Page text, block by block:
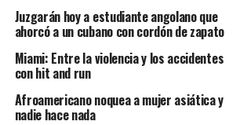
Juzgarán hoy a estudiante angolano que
ahorcó a un cubano con cordón de zapato
Miami: Entre la violencia y los accidentes
con hit and run
Afroamericano noquea a mujer asiática y
nadie hace nada